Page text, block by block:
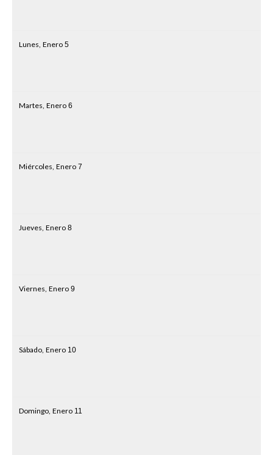
Lunes, Enero 5
Martes, Enero 6
Miércoles, Enero 7
Jueves, Enero 8
Viernes, Enero 9
Sábado, Enero 10
Domingo, Enero 11